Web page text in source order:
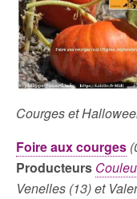
Courges et
Foire aux courges
Producteurs
Venelles (13) et